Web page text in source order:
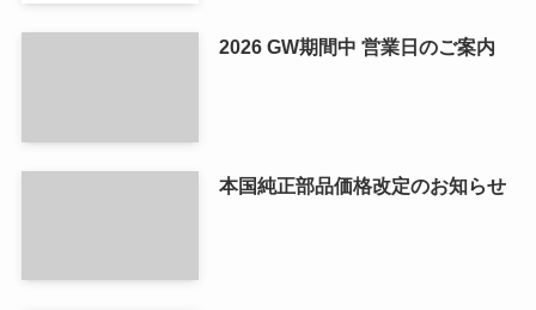
2026 GW期間中 営業日のご案内
本国純正部品価格改定のお知らせ